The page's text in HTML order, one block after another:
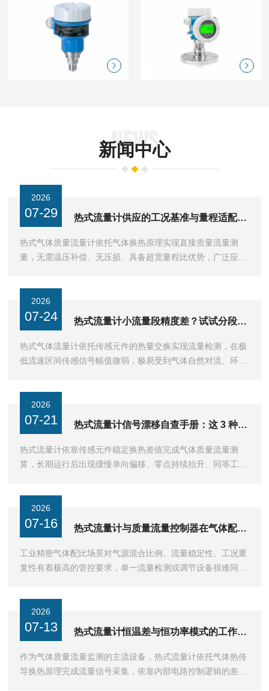
NEWS
新闻中心
2026
07-29 热式流量计供应的工况基准与量程适配逻辑
热式气体质量流量计依托气体换热原理实现直接质量流量测
量，无需温压补偿、无压损、具备超宽量程比优势，广泛应用
2026
07-24 热式流量计小流量段精度差？试试分段线性修正
热式气体流量计依托传感元件的热量交换实现流量检测，在极
低流速区间传感信号幅值微弱，极易受到气体自然对流、环境
2026
07-21 热式流量计信号漂移自查手册：这 3 种干扰最隐蔽
热式流量计依靠传感元件稳定换热差值完成气体质量流量测
算，长期运行后出现缓慢单向偏移、零点持续抬升、同等工况
2026
07-16 热式流量计与质量流量控制器在气体配比中的协同
工业精密气体配比场景对气源混合比例、流量稳定性、工况重
复性有着极高的管控要求，单一流量检测或调节设备很难同时
2026
07-13 热式流量计恒温差与恒功率模式的工作原理与核心优势
作为气体质量流量监测的主流设备，热式流量计依托气体热传
导换热原理完成流量信号采集，依靠内部电路控制逻辑的差异